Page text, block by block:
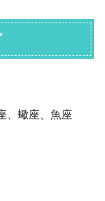
、蠍座、魚座